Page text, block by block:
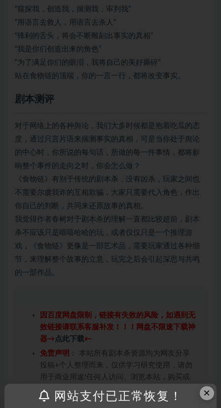
“窥探我，创造我，揣测我，审判我”
“用语言去救人，用语言去杀人”
“锋利的舌头，将会不断雕刻出事实的真相”
“我是你们创造出来的角色”
“为了满足你们的眼泪，我将自己的美好撕碎”
站在食物链的顶端，你的一言一行，都将改变事实。
剧本测评
对于网络上的各种舆论，我们大多时候都是抱着吃瓜的态
度，通过只言片语来揣测事实的真相，可是当你处于舆论
的中心时，你所说的每句话，所做的每一件事情，都将影
响整个事件的走向之时，你会怎么做？
《食物链》有别于传统的 剧本杀 ，没有凶杀，玩家之间也
不需要尔虞我诈的互相欺骗，大家只需要代入角色，作出
你自己的判断，共同来还原故事的真相。
我觉得作者春树对于剧本杀的理解一直都比较超前，剧本
杀不应该只是嘻嘻哈哈的玩，或者仅仅只是一个推理游
戏，《食物链》更像是一部艺术品，需要玩家通过各种细
节，来理解整个故事的立意，玩完之后会引起深思与共鸣
的一部作品。
因百度网盘限制，链接有失效的风险，如遇到无
效链接请联系客服补发！！！网盘不限速下载神
器→ 点此下载←
免责声明 ： 本站所有剧本杀资源均为网友分享
投稿+个人整理而来，仅供学习研究使用，请勿
用于商业用途!任何人访问、浏览本站，购买或
未购买，即代表已阅读本声明，理解并同意受本
条约约束，并遵守所有适用的法律法规。
×
网站支付已正常恢复！